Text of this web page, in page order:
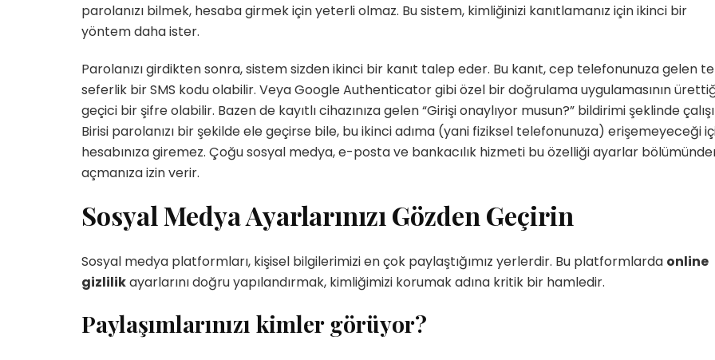
parolanızı bilmek, hesaba girmek için yeterli olmaz. Bu sistem, kimliğinizi kanıtlamanız için ikinci bir
yöntem daha ister.
Parolanızı girdikten sonra, sistem sizden ikinci bir kanıt talep eder. Bu kanıt, cep telefonunuza gelen
seferlik bir SMS kodu olabilir. Veya Google Authenticator gibi özel bir doğrulama uygulamasının
geçici bir şifre olabilir. Bazen de kayıtlı cihazınıza gelen “Girişi onaylıyor musun?” bildirimi şeklinde
Birisi parolanızı bir şekilde ele geçirse bile, bu ikinci adıma (yani fiziksel telefonunuza) erişemeyeceği
hesabınıza giremez. Çoğu sosyal medya, e-posta ve bankacılık hizmeti bu özelliği ayarlar
açmanıza izin verir.
Sosyal Medya Ayarlarınızı Gözden Geçirin
Sosyal medya platformları, kişisel bilgilerimizi en çok paylaştığımız yerlerdir. Bu platformlarda online
gizlilikayarlarını doğru yapılandırmak, kimliğimizi korumak adına kritik bir hamledir.
Paylaşımlarınızı kimler görüyor?
Kadınlar
Keçici, Kübra’nın
Yetenekli Kadınlar Yetenekli Kadınlar